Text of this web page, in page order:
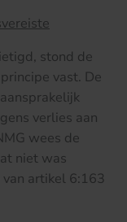
stond de
vast. De
verlies aan
wees de
niet was
artikel 6:163